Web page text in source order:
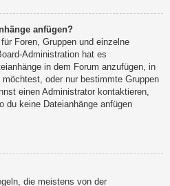
anfügen?
Foren, Gruppen und einzelne
Administration hat es
in dem Forum anzufügen, in
oder nur bestimmte Gruppen
einen Administrator kontaktieren,
du keine Dateianhänge anfügen
die meistens von der